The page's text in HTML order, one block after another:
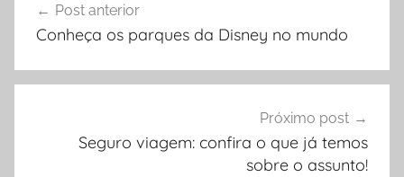
de
Post anterior
Conheça os parques da Disney no mundo
Próximo post
Seguro viagem: confira o que já temos
sobre o assunto!